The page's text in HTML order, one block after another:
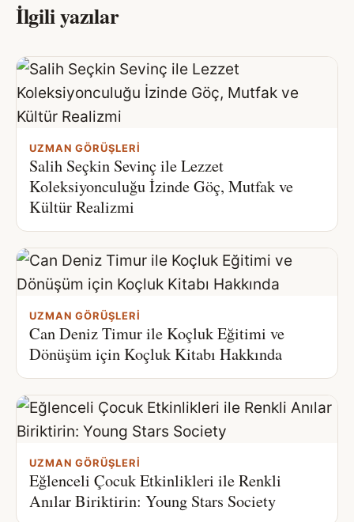
İlgili yazılar
UZMAN GÖRÜŞLERI
Salih Seçkin Sevinç ile Lezzet
Koleksiyonculuğu İzinde Göç, Mutfak ve
Kültür Realizmi
UZMAN GÖRÜŞLERI
Can Deniz Timur ile Koçluk Eğitimi ve
Dönüşüm için Koçluk Kitabı Hakkında
UZMAN GÖRÜŞLERI
Eğlenceli Çocuk Etkinlikleri ile Renkli
Anılar Biriktirin: Young Stars Society